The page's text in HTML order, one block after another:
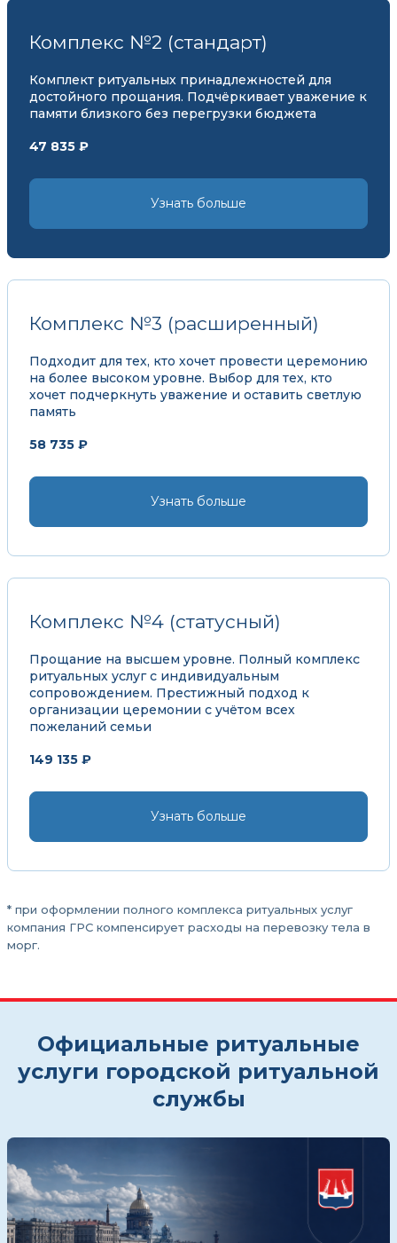
Комплекс №2 (стандарт)
Комплект ритуальных принадлежностей для
достойного прощания. Подчёркивает уважение к
памяти близкого без перегрузки бюджета
47 835 ₽
Узнать больше
Комплекс №3 (расширенный)
Подходит для тех, кто хочет провести церемонию
на более высоком уровне. Выбор для тех, кто
хочет подчеркнуть уважение и оставить светлую
память
58 735 ₽
Узнать больше
Комплекс №4 (статусный)
Прощание на высшем уровне. Полный комплекс
ритуальных услуг с индивидуальным
сопровождением. Престижный подход к
организации церемонии с учётом всех
пожеланий семьи
149 135 ₽
Узнать больше
* при оформлении полного комплекса ритуальных услуг
компания ГРС компенсирует расходы на перевозку тела в
морг.
Официальные ритуальные
услуги городской ритуальной
службы